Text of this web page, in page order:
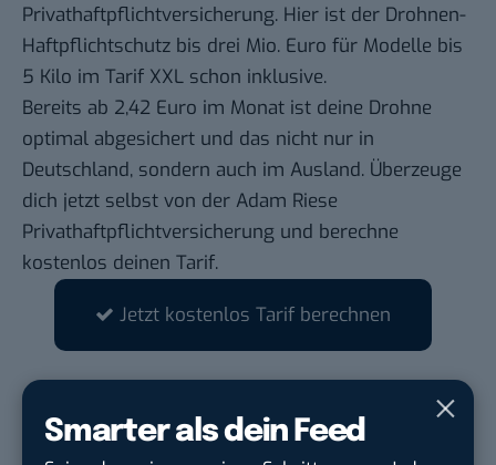
Smarter als dein Feed
Privathaftpflichtversicherung. Hier ist der Drohnen-
Haftpflichtschutz bis drei Mio. Euro für Modelle bis
5 Kilo im Tarif XXL schon inklusive.
Bereits ab 2,42 Euro im Monat ist deine Drohne
optimal abgesichert und das nicht nur in
Deutschland, sondern auch im Ausland. Überzeuge
dich jetzt selbst von der Adam Riese
Privathaftpflichtversicherung und berechne
kostenlos deinen Tarif.
Jetzt kostenlos Tarif berechnen